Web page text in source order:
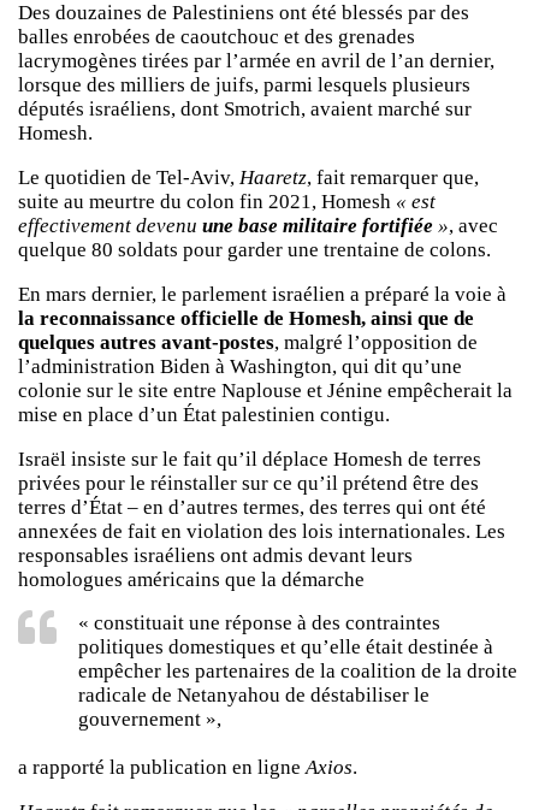
Des douzaines de Palestiniens ont été blessés par des
balles enrobées de caoutchouc et des grenades
lacrymogènes tirées par l’armée en avril de l’an dernier,
lorsque des milliers de juifs, parmi lesquels plusieurs
députés israéliens, dont Smotrich, avaient marché sur
Homesh.
Le quotidien de Tel-Aviv, Haaretz, fait remarquer que,
suite au meurtre du colon fin 2021, Homesh « est
effectivement devenu une base militaire fortifiée », avec
quelque 80 soldats pour garder une trentaine de colons.
En mars dernier, le parlement israélien a préparé la voie à
la reconnaissance officielle de Homesh, ainsi que de
quelques autres avant-postes, malgré l’opposition de
l’administration Biden à Washington, qui dit qu’une
colonie sur le site entre Naplouse et Jénine empêcherait la
mise en place d’un État palestinien contigu.
Israël insiste sur le fait qu’il déplace Homesh de terres
privées pour le réinstaller sur ce qu’il prétend être des
terres d’État – en d’autres termes, des terres qui ont été
annexées de fait en violation des lois internationales. Les
responsables israéliens ont admis devant leurs
homologues américains que la démarche
« constituait une réponse à des contraintes
politiques domestiques et qu’elle était destinée à
empêcher les partenaires de la coalition de la droite
radicale de Netanyahou de déstabiliser le
gouvernement »,
a rapporté la publication en ligneAxios.